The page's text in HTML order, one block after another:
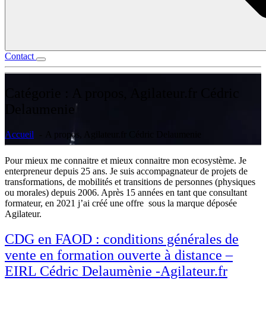
Contact
Accueil A propos, Agilateur.fr Cédric Delaumenie
Pour mieux me connaitre et mieux connaitre mon ecosystème. Je
enterpreneur depuis 25 ans. Je suis accompagnateur de projets de
transformations, de mobilités et transitions de personnes (physiques
ou morales) depuis 2006. Après 15 années en tant que consultant
formateur, en 2021 j’ai créé une offre sous la marque déposée
Agilateur.
CDG en FAOD : conditions générales de
vente en formation ouverte à distance –
EIRL Cédric Delaumènie -Agilateur.fr